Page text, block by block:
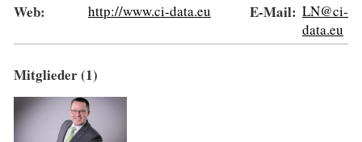
Web: http://www.ci-data.eu E-Mail: LN@ci-
data.eu
Mitglieder (1)